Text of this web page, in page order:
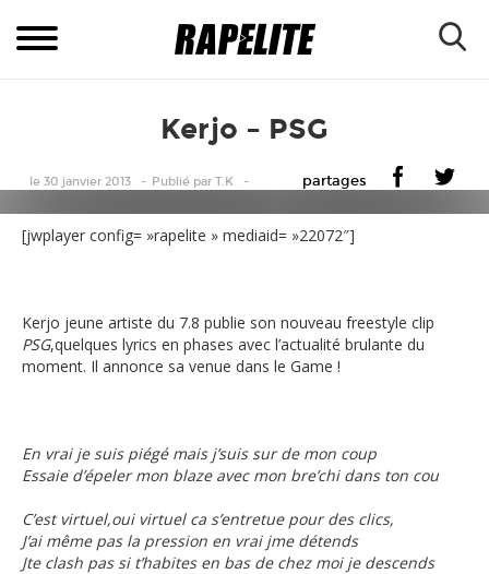
Kerjo – PSG
le 30 janvier 2013 Publiépar T.K partages
[jwplayer config= »rapelite » mediaid= »22072″]
Kerjo jeune artiste du 7.8 publie son nouveau freestyle clip
PSG,quelques lyrics en phases avec l’actualité brulante du
moment. Il annonce sa venue dans le Game !
En vrai je suis piégé mais j’suis sur de mon coup
Essaie d’épeler mon blaze avec mon bre’chi dans ton cou
C’est virtuel,oui virtuel ca s’entretue pour des clics,
J’ai même pas la pression en vrai jme détends
Jte clash pas si t’habites en bas de chez moi je descends